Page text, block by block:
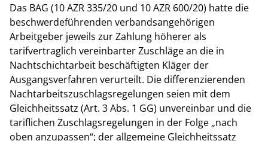
Das BAG (10 AZR 335/20 und 10 AZR 600/20) hatte die
beschwerdeführenden verbandsangehörigen
Arbeitgeber jeweils zur Zahlung höherer als
tarifvertraglich vereinbarter Zuschläge an die in
Nachtschichtarbeit beschäftigten Kläger der
Ausgangsverfahren verurteilt. Die differenzierenden
Nachtarbeitszuschlagsregelungen seien mit dem
Gleichheitssatz (Art. 3 Abs. 1 GG) unvereinbar und die
tariflichen Zuschlagsregelungen in der Folge „nach
oben anzupassen“; der allgemeine Gleichheitssatz